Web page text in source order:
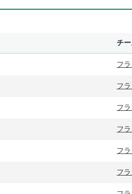
チー
フ
フ
フ
フ
フ
フ